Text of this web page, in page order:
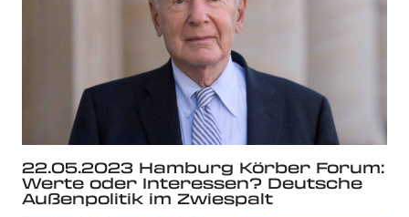
22.05.2023 Hamburg Körber Forum:
Werte oder Interessen? Deutsche
Außenpolitik im Zwiespalt